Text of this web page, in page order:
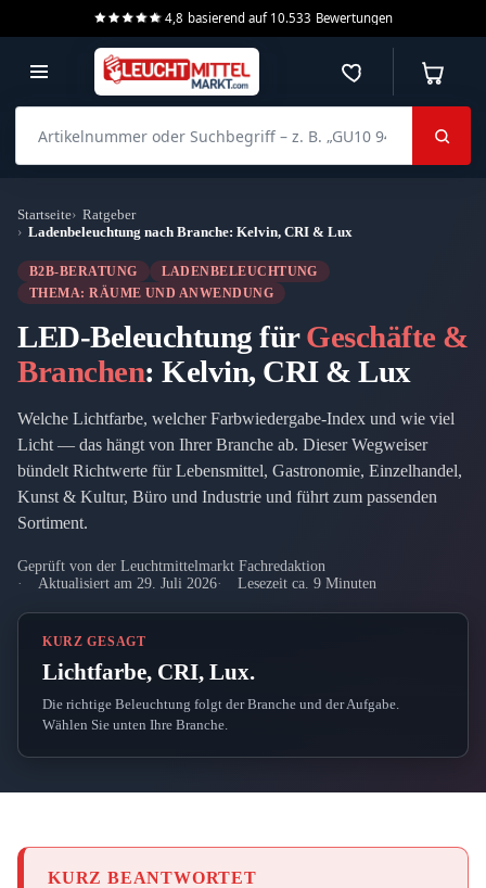
4,8 basierend auf 10.533 Bewertungen
Merkzettel
Startseite
Ratgeber
Ladenbeleuchtung nach Branche: Kelvin, CRI & Lux
B2B-BERATUNG
LADENBELEUCHTUNG
THEMA: RÄUME UND ANWENDUNG
LED-Beleuchtung fürGeschäfte &
Branchen: Kelvin, CRI & Lux
Welche Lichtfarbe, welcher Farbwiedergabe-Index und wie viel
Licht — das hängt von Ihrer Branche ab. Dieser Wegweiser
bündelt Richtwerte für Lebensmittel, Gastronomie, Einzelhandel,
Kunst & Kultur, Büro und Industrie und führt zum passenden
Sortiment.
Geprüft von der Leuchtmittelmarkt Fachredaktion
Aktualisiert am 29. Juli 2026
Lesezeit ca. 9 Minuten
KURZ GESAGT
Lichtfarbe, CRI, Lux.
Die richtige Beleuchtung folgt der Branche und der Aufgabe.
Wählen Sie unten Ihre Branche.
KURZ BEANTWORTET